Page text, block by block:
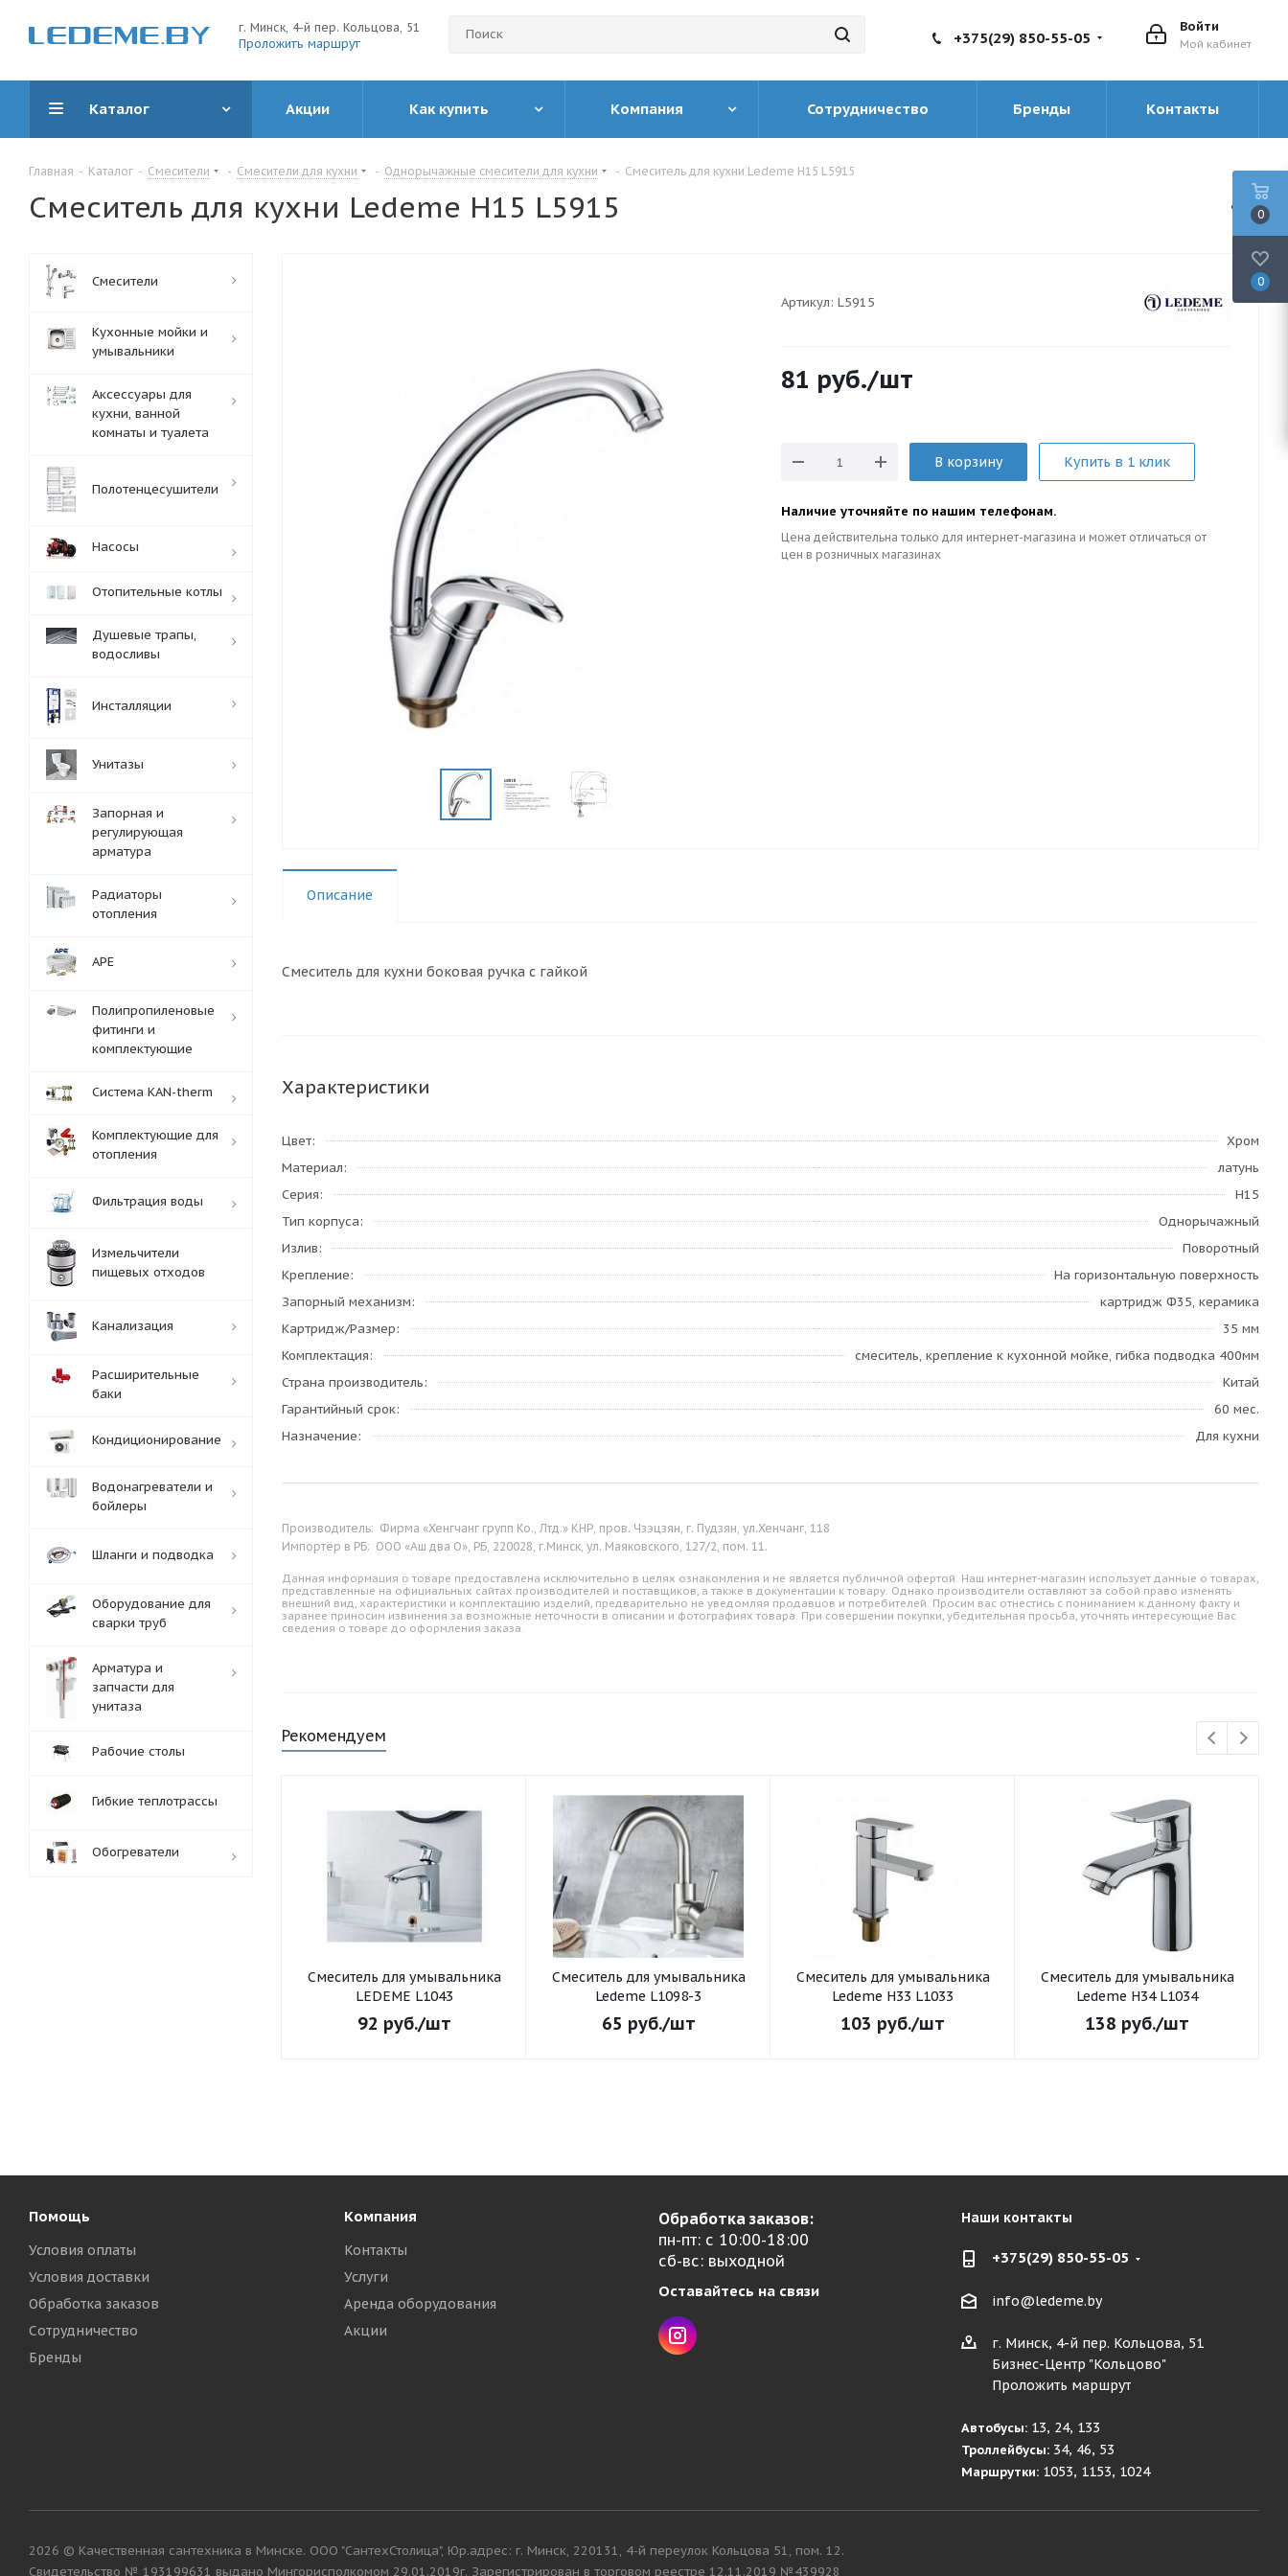
г. Минск, 4-й пер. Кольцова, 51
Проложить маршрут
Войти
Мой кабинет
+375(29) 850-55-05
Каталог Акции Как купить Компания Сотрудничество Бренды Контакты
Главная - Каталог - Смесители - Смесители для кухни - Однорычажные смесители для кухни - Смеситель для кухни Ledeme H15 L5915
Смеситель для кухни Ledeme H15 L5915
Артикул: L5915
81 руб./шт
В корзину Купить в 1 клик
Наличие уточняйте по нашим телефонам.
Цена действительна только для интернет-магазина и может отличаться от
цен в розничных магазинах
Описание
Смеситель для кухни боковая ручка с гайкой
Характеристики
Цвет
Хром
Материал
латунь
Серия
H15
Тип корпуса
Однорычажный
Излив
Поворотный
Крепление
На горизонтальную поверхность
Запорный механизм
картридж Ф35, керамика
Картридж/Размер
35 мм
Комплектация
смеситель, крепление к кухонной мойке, гибка подводка 400мм
Страна производитель
Китай
Гарантийный срок
60 мес.
Назначение
Для кухни
Производитель: Фирма «Хенгчанг групп Ко., Лтд.» КНР, пров. Чзэцзян, г. Пудзян, ул.Хенчанг, 118
Импортёр в РБ: ООО «Аш два О», РБ, 220028, г.Минск, ул. Маяковского, 127/2, пом. 11.
Данная информация о товаре предоставлена исключительно в целях ознакомления и не является публичной офертой. Наш интернет-магазин использует данные о товарах,
представленные на официальных сайтах производителей и поставщиков, а также в документации к товару. Однако производители оставляют за собой право изменять
внешний вид, характеристики и комплектацию изделий, предварительно не уведомляя продавцов и потребителей. Просим вас отнестись с пониманием к данному факту и
заранее приносим извинения за возможные неточности в описании и фотографиях товара. При совершении покупки, убедительная просьба, уточнять интересующие Вас
сведения о товаре до оформления заказа.
Рекомендуем
Смеситель для умывальника
LEDEME L1043
92 руб./шт
Смеситель для умывальника
Ledeme L1098-3
65 руб./шт
Смеситель для умывальника
Ledeme H33 L1033
103 руб./шт
Смеситель для умывальника
Ledeme H34 L1034
138 руб./шт
Смесители
Кухонные мойки и
умывальники
Аксессуары для
кухни, ванной
комнаты и туалета
Полотенцесушители
Насосы
Отопительные котлы
Душевые трапы,
водосливы
Инсталляции
Унитазы
Запорная и
регулирующая
арматура
Радиаторы
отопления
APE
Полипропиленовые
фитинги и
комплектующие
Система KAN-therm
Комплектующие для
отопления
Фильтрация воды
Измельчители
пищевых отходов
Канализация
Расширительные
баки
Кондиционирование
Водонагреватели и
бойлеры
Шланги и подводка
Оборудование для
сварки труб
Арматура и
запчасти для
унитаза
Рабочие столы
Гибкие теплотрассы
Обогреватели
Помощь
Условия оплаты
Условия доставки
Обработка заказов
Сотрудничество
Бренды
Компания
Контакты
Услуги
Аренда оборудования
Акции
Обработка заказов:
пн-пт: с 10:00-18:00
сб-вс: выходной
Оставайтесь на связи
Наши контакты
+375(29) 850-55-05
info@ledeme.by
г. Минск, 4-й пер. Кольцова, 51
Бизнес-Центр "Кольцово"
Проложить маршрут
Автобусы: 13, 24, 133
Троллейбусы: 34, 46, 53
Маршрутки: 1053, 1153, 1024
2026 © Качественная сантехника в Минске. ООО "СантехСтолица", Юр.адрес: г. Минск, 220131, 4-й переулок Кольцова 51, пом. 12.
Cвидетельство № 193199631 выдано Мингорисполкомом 29.01.2019г. Зарегистрирован в торговом реестре 12.11.2019 №439928
0
0